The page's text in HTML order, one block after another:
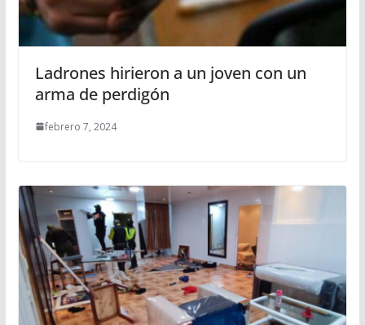
Ladrones hirieron a un joven con un
arma de perdigón
febrero 7, 2024